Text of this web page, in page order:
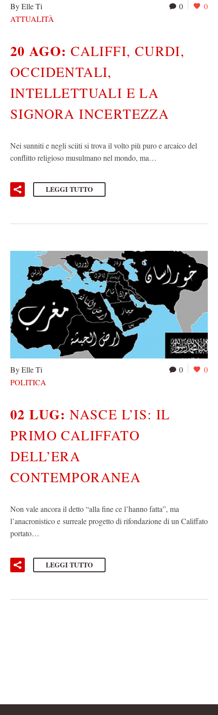
0 0
By Elle Ti
ATTUALITÀ
20 AGO:CALIFFI, CURDI,
OCCIDENTALI,
INTELLETTUALI E LA
SIGNORA INCERTEZZA
Nei sunniti e negli sciiti si trova il volto più puro e arcaico del
conflitto religioso musulmano nel mondo, ma…
LEGGI TUTTO
0 0
By Elle Ti
POLITICA
02 LUG:NASCE L’IS: IL
PRIMO CALIFFATO
DELL’ERA
CONTEMPORANEA
Non vale ancora il detto “alla fine ce l’hanno fatta”, ma
l’anacronistico e surreale progetto di rifondazione di un Califfato
portato…
LEGGI TUTTO